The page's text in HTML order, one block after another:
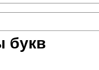
букв